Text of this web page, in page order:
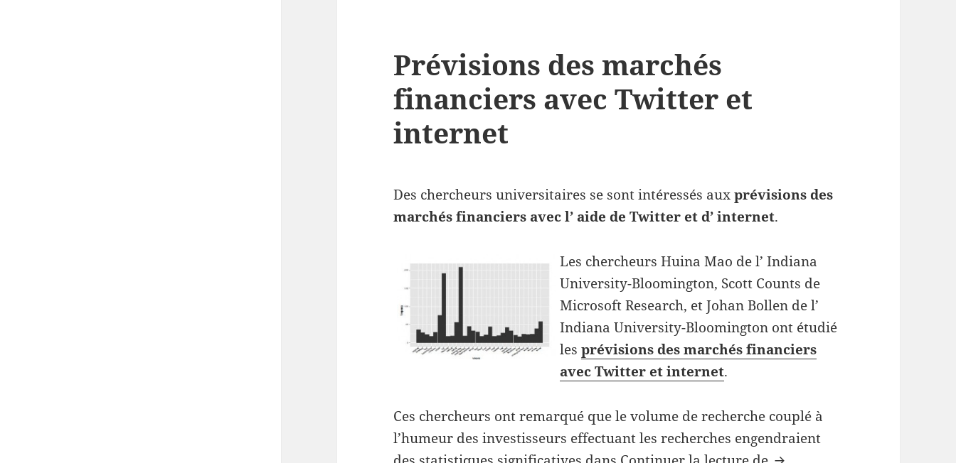
Prévisions des marchés
financiers avec Twitter et
internet
Des chercheurs universitaires se sont intéressés auxprévisions des
marchés financiers avec l’ aide de Twitter et d’ internet.
Les chercheurs Huina Mao de l’ Indiana
University-Bloomington, Scott Counts de
Microsoft Research, et Johan Bollen de l’
Indiana University-Bloomington ont étudié
lesprévisions des marchés financiers
avec Twitter et internet.
Ces chercheurs ont remarqué que le volume de recherche couplé à
l’humeur des investisseurs effectuant les recherches engendraient